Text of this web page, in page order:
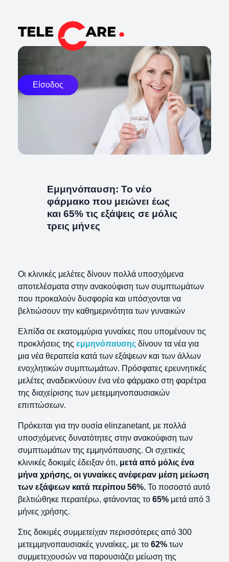
TELECARE
TELECARE | Ιατροί, νοσηλευτές & πραγματικές εξετάσεις σε λίγα λεπτά
Είσοδος
Εμμηνόπαυση: Το νέο
φάρμακο που μειώνει έως
και 65% τις εξάψεις σε μόλις
τρεις μήνες
Οι κλινικές μελέτες δίνουν πολλά υποσχόμενα
αποτελέσματα στην ανακούφιση των συμπτωμάτων
που προκαλούν δυσφορία και υπόσχονται να
βελτιώσουν την καθημερινότητα των γυναικών
Ελπίδα σε εκατομμύρια γυναίκες που υπομένουν τις
προκλήσεις της εμμηνόπαυσης δίνουν τα νέα για
μια νέα θεραπεία κατά των εξάψεων και των άλλων
ενοχλητικών συμπτωμάτων. Πρόσφατες ερευνητικές
μελέτες αναδεικνύουν ένα νέο φάρμακο στη φαρέτρα
της διαχείρισης των μετεμμηνοπαυσιακών
επιπτώσεων.
Πρόκειται για την ουσία elinzanetant, με πολλά
υποσχόμενες δυνατότητες στην ανακούφιση των
συμπτωμάτων της εμμηνόπαυσης. Οι σχετικές
κλινικές δοκιμές έδειξαν ότι, μετά από μόλις ένα
μήνα χρήσης, οι γυναίκες ανέφεραν μέση μείωση
των εξάψεων κατά περίπου 56%. Το ποσοστό αυτό
βελτιώθηκε περαιτέρω, φτάνοντας το 65% μετά από 3
μήνες χρήσης.
Στις δοκιμές συμμετείχαν περισσότερες από 300
μετεμμηνοπαυσιακές γυναίκες, με το 62% των
συμμετεχουσών να παρουσιάζει μείωση της